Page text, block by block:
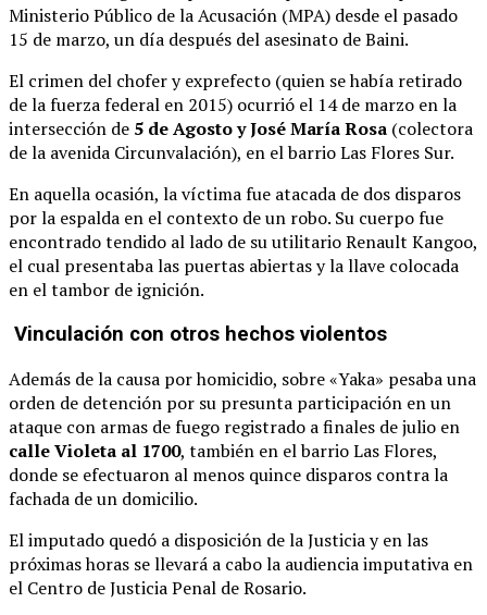
Ministerio Público de la Acusación (MPA) desde el pasado
15 de marzo, un día después del asesinato de Baini.
El crimen del chofer y exprefecto (quien se había retirado
de la fuerza federal en 2015) ocurrió el 14 de marzo en la
intersección de 5 de Agosto y José María Rosa (colectora
de la avenida Circunvalación), en el barrio Las Flores Sur.
En aquella ocasión, la víctima fue atacada de dos disparos
por la espalda en el contexto de un robo. Su cuerpo fue
encontrado tendido al lado de su utilitario Renault Kangoo,
el cual presentaba las puertas abiertas y la llave colocada
en el tambor de ignición.
Vinculación con otros hechos violentos
Además de la causa por homicidio, sobre «Yaka» pesaba una
orden de detención por su presunta participación en un
ataque con armas de fuego registrado a finales de julio en
calle Violeta al 1700, también en el barrio Las Flores,
donde se efectuaron al menos quince disparos contra la
fachada de un domicilio.
El imputado quedó a disposición de la Justicia y en las
próximas horas se llevará a cabo la audiencia imputativa en
el Centro de Justicia Penal de Rosario.